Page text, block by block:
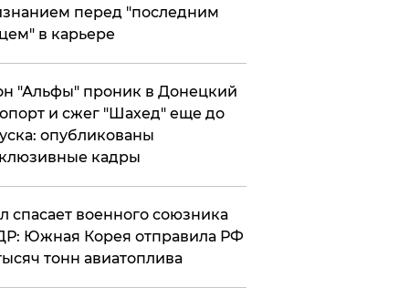
перед "последним
в карьере
"Альфы" проник в Донецкий
и сжег "Шахед" еще до
опубликованы
кадры
спасает военного союзника
Южная Корея отправила РФ
тонн авиатоплива